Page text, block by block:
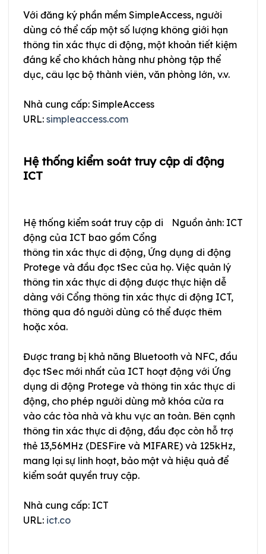
Với đăng ký phần mềm SimpleAccess, người
dùng có thể cấp một số lượng không giới hạn
thông tin xác thực di động, một khoản tiết kiệm
đáng kể cho khách hàng như phòng tập thể
dục, câu lạc bộ thành viên, văn phòng lớn, v.v.
Nhà cung cấp: SimpleAccess
URL: simpleaccess.com
Hệ thống kiểm soát truy cập di động
ICT
Nguồn ảnh: ICT
Hệ thống kiểm soát truy cập di
động của ICT bao gồm Cổng
thông tin xác thực di động, Ứng dụng di động
Protege và đầu đọc tSec của họ. Việc quản lý
thông tin xác thực di động được thực hiện dễ
dàng với Cổng thông tin xác thực di động ICT,
thông qua đó người dùng có thể được thêm
hoặc xóa.
Được trang bị khả năng Bluetooth và NFC, đầu
đọc tSec mới nhất của ICT hoạt động với Ứng
dụng di động Protege và thông tin xác thực di
động, cho phép người dùng mở khóa cửa ra
vào các tòa nhà và khu vực an toàn. Bên cạnh
thông tin xác thực di động, đầu đọc còn hỗ trợ
thẻ 13,56MHz (DESFire và MIFARE) và 125kHz,
mang lại sự linh hoạt, bảo mật và hiệu quả để
kiểm soát quyền truy cập.
Nhà cung cấp: ICT
URL: ict.co